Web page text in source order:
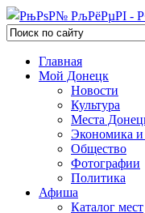
Главная
Мой Донецк
Новости
Культура
Места
Экономика и
Общество
Фотографии
Политика
Афиша
Каталог мест